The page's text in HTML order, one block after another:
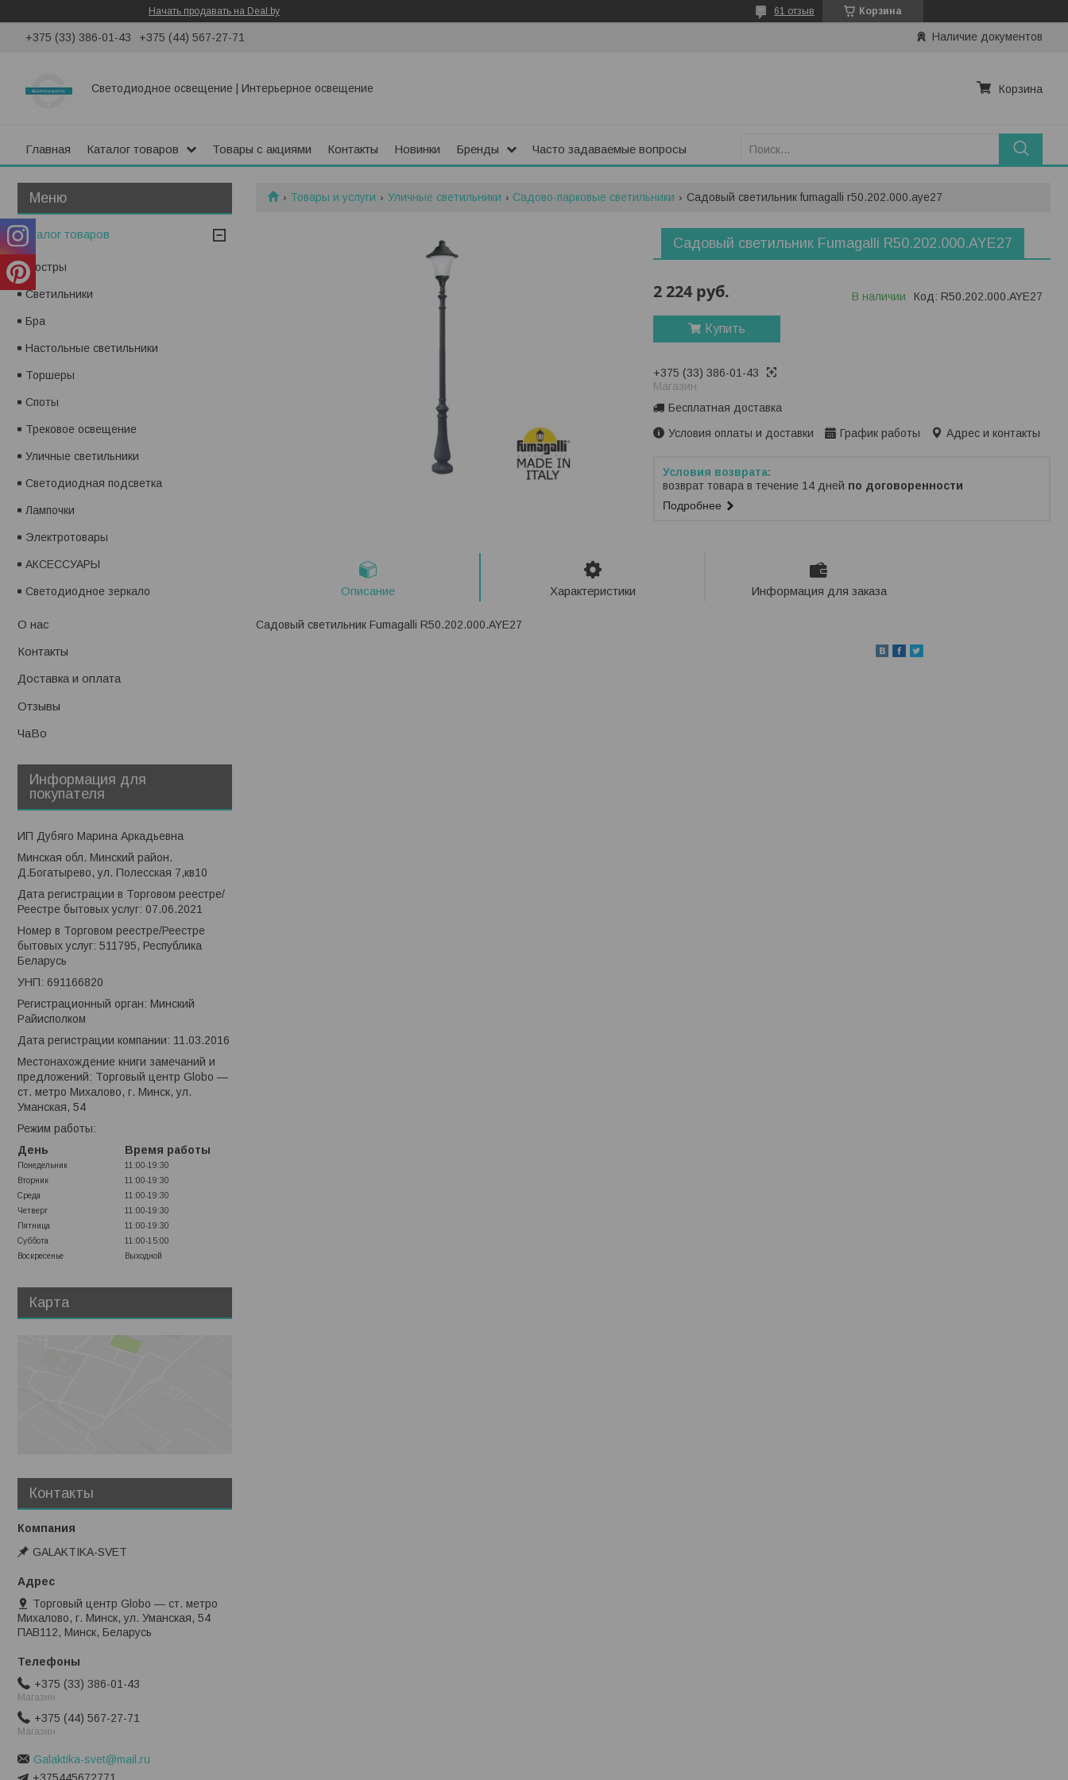
Начать продавать на Deal.by Корзина
61 отзыв
+375 (33) 386-01-43 +375 (44) 567-27-71 Наличие документов
Светодиодное освещение | Интерьерное освещение Корзина
Главная Каталог товаров Товары с акциями Контакты Новинки Бренды Часто задаваемые вопросы
Товары и услуги Уличные светильники Садово-парковые светильники Садовый светильник fumagalli r50.202.000.aye27
Садовый светильник Fumagalli R50.202.000.AYE27
2 224 руб. В наличии Код: R50.202.000.AYE27
Купить
+375 (33) 386-01-43
Магазин
Бесплатная доставка
Условия оплаты и доставки
График работы Адрес и контакты
возврат товара в течение 14 дней по договоренности
Подробнее
Описание Характеристики Информация для заказа
Садовый светильник Fumagalli R50.202.000.AYE27
Каталог товаров
Люстры
Светильники
Бра
Настольные светильники
Торшеры
Споты
Трековое освещение
Уличные светильники
Светодиодная подсветка
Лампочки
Электротовары
АКСЕССУАРЫ
Светодиодное зеркало
О нас
Контакты
Доставка и оплата
Отзывы
ЧаВо
Информация для
покупателя
ИП Дубяго Марина Аркадьевна
Минская обл. Минский район.
Д.Богатырево, ул. Полесская 7,кв10
Дата регистрации в Торговом реестре/
Реестре бытовых услуг: 07.06.2021
Номер в Торговом реестре/Реестре
бытовых услуг: 511795, Республика
Беларусь
УНП: 691166820
Регистрационный орган: Минский
Райисполком
Дата регистрации компании: 11.03.2016
Местонахождение книги замечаний и
предложений: Торговый центр Globo —
ст. метро Михалово, г. Минск, ул.
Уманская, 54
Режим работы:
День
Время работы
Понедельник
11:00-19:30
Вторник
11:00-19:30
Среда
11:00-19:30
Четверг
11:00-19:30
Пятница
11:00-19:30
Суббота
11:00-15:00
Воскресенье
Выходной
Карта
Контакты
GALAKTIKA-SVET
Торговый центр Globo — ст. метро
Михалово, г. Минск, ул. Уманская, 54
ПАВ112, Минск, Беларусь
+375 (33) 386-01-43
Магазин
+375 (44) 567-27-71
Магазин
Galaktika-svet@mail.ru